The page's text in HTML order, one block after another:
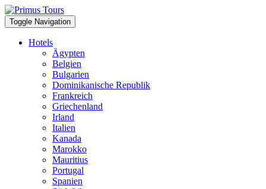
Toggle Navigation
Hotels
Ägypten
Belgien
Bulgarien
Dominikanische Republik
Frankreich
Griechenland
Irland
Italien
Kanada
Marokko
Mauritius
Portugal
Spanien